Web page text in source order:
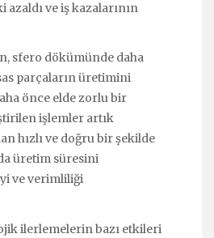
ve iş kazalarının
sfero dökümünde daha
parçaların üretimini
önce elde zorlu bir
işlemler artık
hızlı ve doğru bir şekilde
üretim süresini
ve verimliliği
ilerlemelerin bazı etkileri